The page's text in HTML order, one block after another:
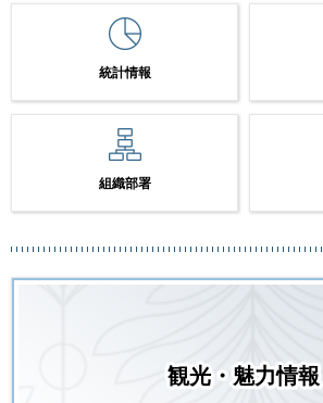
統計情報
組織部署
観光・魅力情報